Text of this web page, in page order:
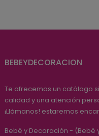
BEBEYDECORACION
Te ofrecemos un catálogo
calidad y una atención
¡Llámanos! estaremos
Bebé y Decoración - (Bebé